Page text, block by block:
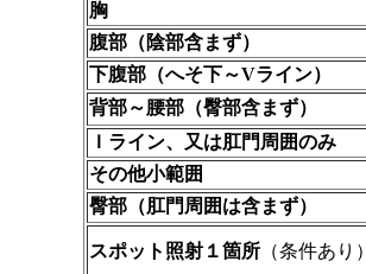
胸
腹部（陰部含まず）
下腹部（へそ下～Vライン）
背部～腰部（臀部含まず）
Ｉライン、又は肛門周囲のみ
その他小範囲
臀部（肛門周囲は含まず）
スポット照射１箇所 （条件あり）